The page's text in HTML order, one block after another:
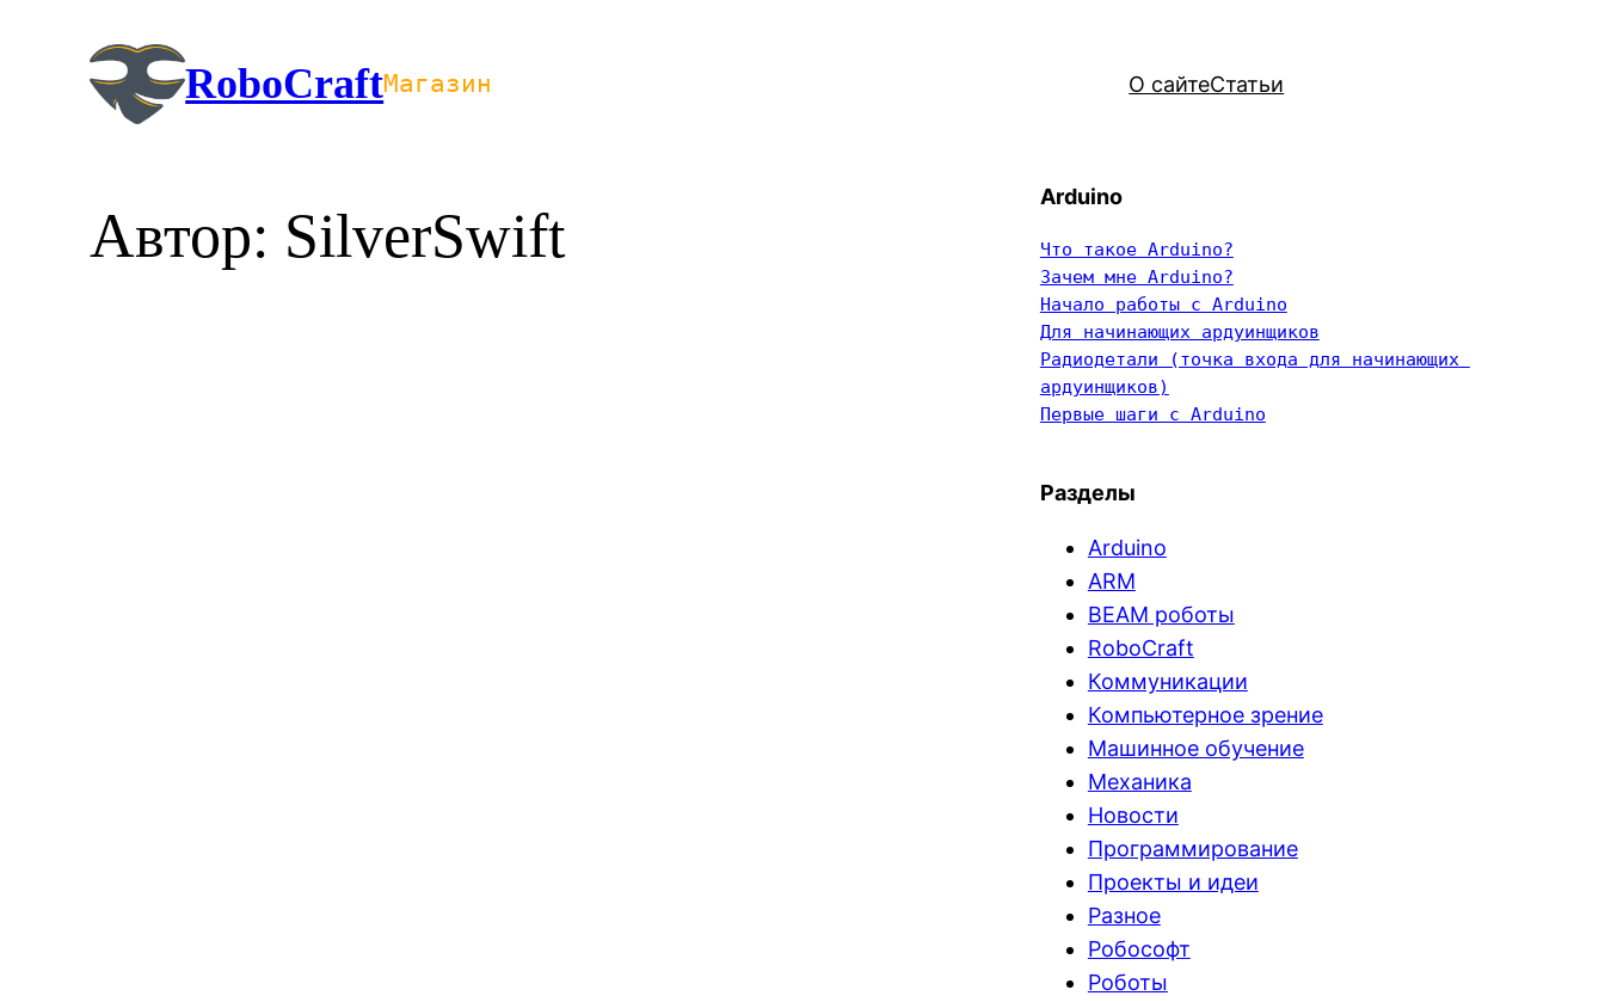
содержимому
RoboCraftМагазин О сайтеСтатьи
Автор: SilverSwift
Arduino
Что такое Arduino?
Зачем мне Arduino?
Начало работы с Arduino
Для начинающих ардуинщиков
Радиодетали (точка входа для начинающих
ардуинщиков)
Первые шаги с Arduino
Разделы
Arduino
ARM
BEAM роботы
RoboCraft
Коммуникации
Компьютерное зрение
Машинное обучение
Механика
Новости
Программирование
Проекты и идеи
Разное
Робософт
Роботы